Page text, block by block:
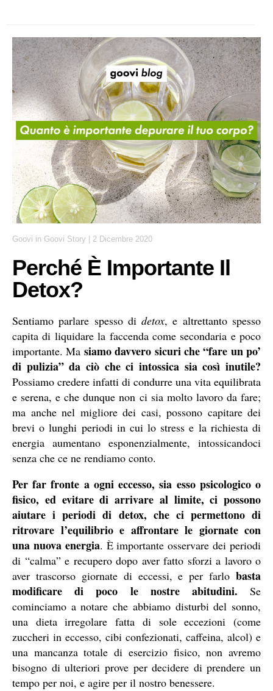
Goovi in Goovi Story 2 Dicembre 2020
Perché È Importante Il
Detox?
Sentiamo parlare spesso didetox, e altrettanto spesso
capita di liquidare la faccenda come secondaria e poco
importante. Ma siamo davvero sicuri che “fare un po’
di pulizia” da ciò che ci intossica sia così inutile?
Possiamo credere infatti di condurre una vita equilibrata
e serena, e che dunque non ci sia molto lavoro da fare;
ma anche nel migliore dei casi, possono capitare dei
brevi o lunghi periodi in cui lo stress e la richiesta di
energia aumentano esponenzialmente, intossicandoci
senza che ce ne rendiamo conto.
Per far fronte a ogni eccesso, sia esso psicologico o
fisico, ed evitare di arrivare al limite, ci possono
aiutare i periodi di detox, che ci permettono di
ritrovare l’equilibrio e affrontare le giornate con
una nuova energia. È importante osservare dei periodi
di “calma” e recupero dopo aver fatto sforzi a lavoro o
aver trascorso giornate di eccessi, e per farlo basta
modificare di poco le nostre abitudini. Se
cominciamo a notare che abbiamo disturbi del sonno,
una dieta irregolare fatta di sole eccezioni (come
zuccheri in eccesso, cibi confezionati, caffeina, alcol) e
una mancanza totale di esercizio fisico, non avremo
bisogno di ulteriori prove per decidere di prendere un
tempo per noi, e agire per il nostro benessere.